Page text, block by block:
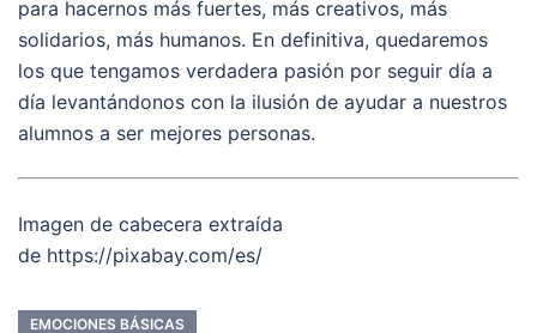
para hacernos más fuertes, más creativos, más
solidarios, más humanos. En definitiva, quedaremos
los que tengamos verdadera pasión por seguir día a
día levantándonos con la ilusión de ayudar a nuestros
alumnos a ser mejores personas.
Imagen de cabecera extraída
de https://pixabay.com/es/
EMOCIONES BÁSICAS